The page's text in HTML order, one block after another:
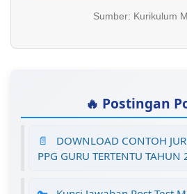
Sumber: Kurikulum
🔥 Postingan
📄
DOWNLOAD CONTOH
PPG GURU TERTENTU TAHUN